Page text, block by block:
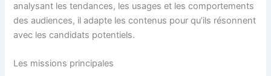
analysant les tendances, les usages et les comportements
des audiences, il adapte les contenus pour qu’ils résonnent
avec les candidats potentiels.
Les missions principales